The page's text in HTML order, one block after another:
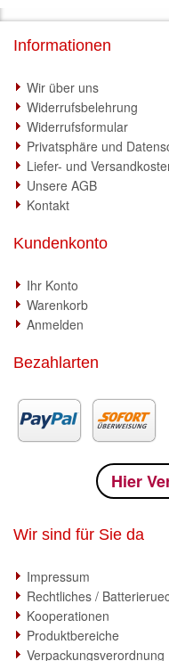
Informationen
Wir über uns
Widerrufsbelehrung
Widerrufsformular
Privatsphäre und
Liefer- und
Unsere AGB
Kontakt
Kundenkonto
Ihr Konto
Warenkorb
Anmelden
Bezahlarten
Hier
Wir sind für Sie da
Impressum
Rechtliches /
Kooperationen
Produktbereiche
Verpackungsverordnung